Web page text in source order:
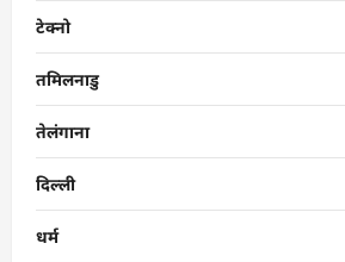
टेक्नो
तमिलनाडु
तेलंगाना
दिल्ली
धर्म